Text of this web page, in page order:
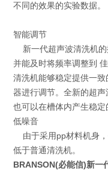
不同的效果的实验数据。
智能调节
新一代超声波清洗机的
并能及时将频率调整到
清洗机能够稳定提供一
器进行调节。全新的超声
也可以在槽体内产生稳定
低噪音
由于采用pp材料机身
低于普通清洗机。
BRANSON(必能信)新一